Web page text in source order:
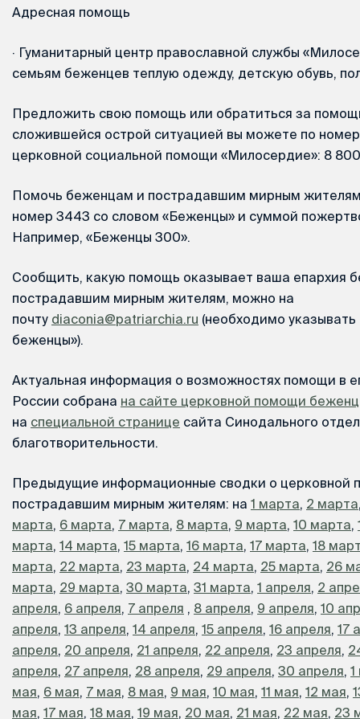
Адресная помощь
· Гуманитарный центр православной службы
семьям беженцев теплую одежду, детскую обувь,
Предложить свою помощь или обратиться за
сложившейся острой ситуацией вы можете по
церковной социальной помощи «Милосердие»: 8
Помочь беженцам и пострадавшим мирным
номер 3443 со словом «Беженцы» и суммой
Например, «Беженцы 300».
Сообщить, какую помощь оказывает ваша епархия
пострадавшим мирным жителям, можно на
почту diaconia@patriarchia.ru (необходимо
беженцы»).
Актуальная информация о возможностях помощи в
России собрана на сайте церковной помощи
на специальной странице сайта Синодального
благотворительности.
Предыдущие информационные сводки о церковной
пострадавшим мирным жителям: на 1 марта, 2 марта
марта, 6 марта, 7 марта, 8 марта, 9 марта, 10 марта,
марта, 14 марта, 15 марта, 16 марта, 17 марта, 18
марта, 22 марта, 23 марта, 24 марта, 25 марта, 26
марта, 29 марта, 30 марта, 31 марта, 1 апреля, 2
апреля, 6 апреля, 7 апреля , 8 апреля, 9 апреля, 10
апреля, 13 апреля, 14 апреля, 15 апреля, 16 апреля, 17
апреля, 20 апреля, 21 апреля, 22 апреля, 23 апреля,
апреля, 27 апреля, 28 апреля, 29 апреля, 30 апреля, 1
мая, 6 мая, 7 мая, 8 мая, 9 мая, 10 мая, 11 мая, 12 мая,
мая, 17 мая, 18 мая, 19 мая, 20 мая, 21 мая, 22 мая, 23